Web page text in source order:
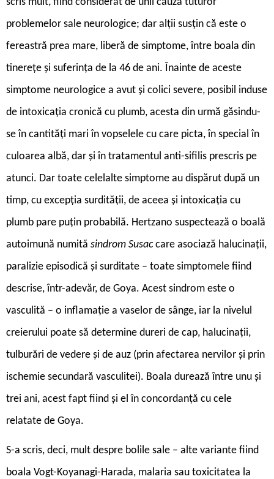
problemelor sale neurologice; dar alții susțin că este o
fereastră prea mare, liberă de simptome, între boala din
tinerețe și suferința de la 46 de ani. Înainte de aceste
simptome neurologice a avut și colici severe, posibil induse
de intoxicația cronică cu plumb, acesta din urmă găsindu-
se în cantități mari în vopselele cu care picta, în special în
culoarea albă, dar și în tratamentul anti-sifilis prescris pe
atunci. Dar toate celelalte simptome au dispărut după un
timp, cu excepția surdității, de aceea și intoxicația cu
plumb pare puțin probabilă. Hertzano suspectează o boală
autoimună numită sindrom Susaccare asociază halucinații,
paralizie episodică și surditate – toate simptomele fiind
descrise, într-adevăr, de Goya. Acest sindrom este o
vasculită – o inflamație a vaselor de sânge, iar la nivelul
creierului poate să determine dureri de cap, halucinații,
tulburări de vedere și de auz (prin afectarea nervilor și prin
ischemie secundară vasculitei). Boala durează între unu și
trei ani, acest fapt fiind și el în concordanță cu cele
relatate de Goya.
S-a scris, deci, mult despre bolile sale – alte variante fiind
boala Vogt-Koyanagi-Harada, malaria sau toxicitatea la